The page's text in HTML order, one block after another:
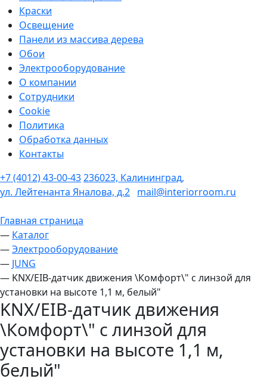
Краски
Освещение
Панели из массива дерева
Обои
Электрооборудование
О компании
Сотрудники
Cookie
Политика
Обработка данных
Контакты
+7 (4012) 43-00-43236023, Калининград,
ул. Лейтенанта Яналова, д.2 mail@interiorroom.ru
Главная страница
— Каталог
—Электрооборудование
— JUNG
— KNX/EIB-датчик движения \Комфорт\" с линзой для
установки на высоте 1,1 м, белый"
KNX/EIB-датчик движения
\Комфорт\" с линзой для
установки на высоте 1,1 м,
белый"